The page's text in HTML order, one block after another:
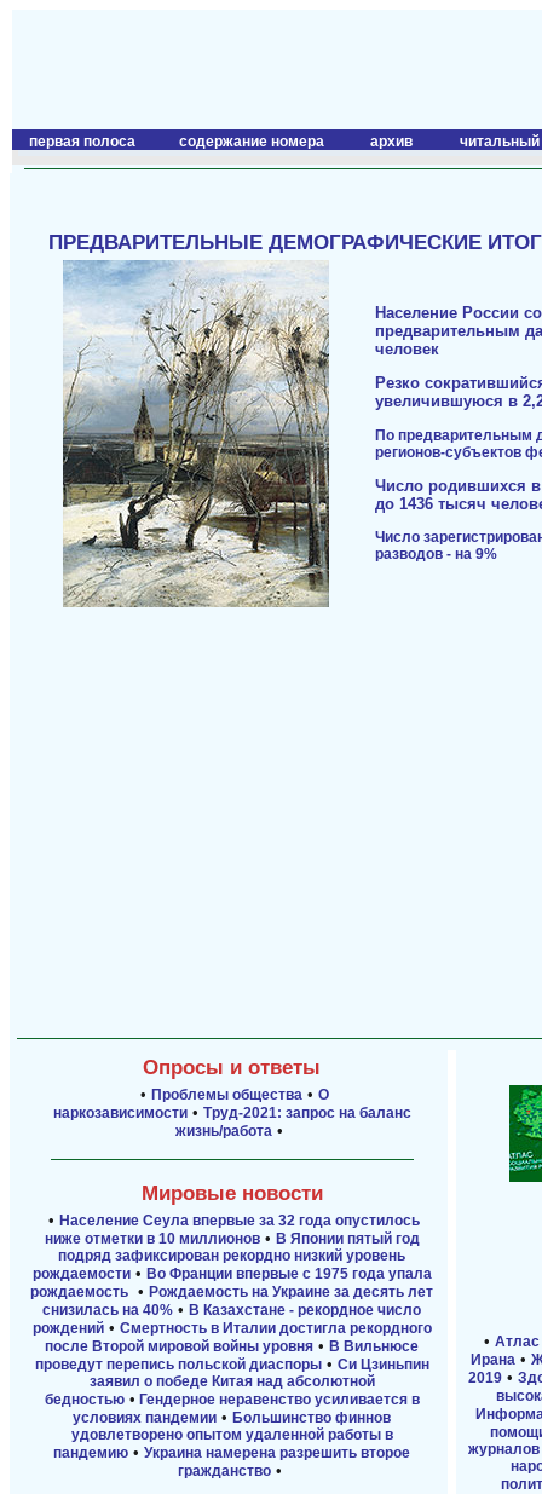
первая полоса содержание номера архив читальный
ПРЕДВАРИТЕЛЬНЫЕ ДЕМОГРАФИЧЕСКИЕ
Население России
предварительным
человек
Резко
увеличившуюся в
По предварительным
регионов-субъектов
Число родившихся
до 1436 тысяч
Число
разводов - на 9%
Опросы и ответы
• Проблемы общества • О
наркозависимости • Труд-2021: запрос на баланс
жизнь/работа •
Мировые новости
•Население Сеула впервые за 32 года опустилось
ниже отметки в 10 миллионов • В Японии пятый год
подряд зафиксирован рекордно низкий уровень
рождаемости • Во Франции впервые с 1975 года упала
рождаемость •Рождаемость на Украине за десять лет
снизилась на 40% •В Казахстане - рекордное число
рождений • Смертность в Италии достигла рекордного
после Второй мировой войны уровня •В Вильнюсе
проведут перепись польской диаспоры • Си Цзиньпин
заявил о победе Китая над абсолютной
бедностью • Гендерное неравенство усиливается в
условиях пандемии •Большинство финнов
удовлетворено опытом удаленной работы в
пандемию •Украина намерена разрешить второе
гражданство •
•Атлас
Ирана •
2019 •
журналов